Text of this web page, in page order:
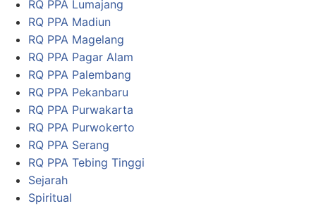
RQ PPA Lumajang
RQ PPA Madiun
RQ PPA Magelang
RQ PPA Pagar Alam
RQ PPA Palembang
RQ PPA Pekanbaru
RQ PPA Purwakarta
RQ PPA Purwokerto
RQ PPA Serang
RQ PPA Tebing Tinggi
Sejarah
Spiritual